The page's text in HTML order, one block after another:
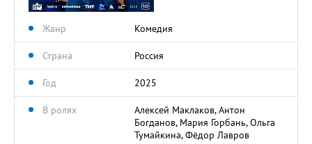
Жанр Комедия
Страна Россия
Год 2025
В ролях
Алексей Маклаков, Антон
Богданов, Мария Горбань, Ольга
Тумайкина, Фёдор Лавров